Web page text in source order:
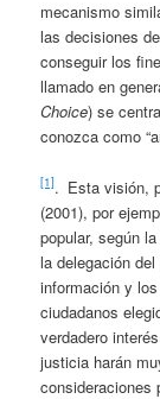
mecanismo
las decisiones
conseguir los
llamado en
Choice) se
conozca como
[1]. Esta visión,
(2001), por
popular, según
la delegación
información y
ciudadanos
verdadero
justicia harán
consideraciones